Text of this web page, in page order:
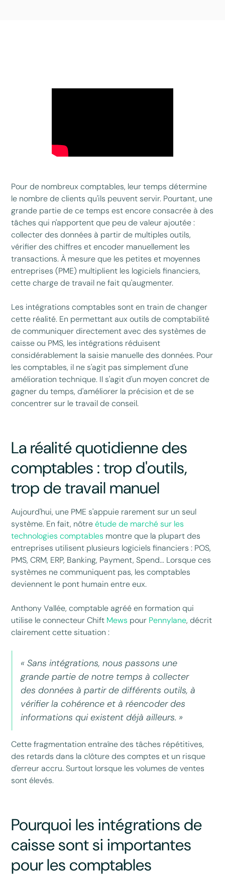
Pour de nombreux comptables, leur temps détermine
le nombre de clients qu'ils peuvent servir. Pourtant, une
grande partie de ce temps est encore consacrée à des
tâches qui n'apportent que peu de valeur ajoutée :
collecter des données à partir de multiples outils,
vérifier des chiffres et encoder manuellement les
transactions. À mesure que les petites et moyennes
entreprises (PME) multiplient les logiciels financiers,
cette charge de travail ne fait qu'augmenter.
Les intégrations comptables sont en train de changer
cette réalité. En permettant aux outils de comptabilité
de communiquer directement avec des systèmes de
caisse ou PMS, les intégrations réduisent
considérablement la saisie manuelle des données. Pour
les comptables, il ne s'agit pas simplement d'une
amélioration technique. Il s'agit d'un moyen concret de
gagner du temps, d'améliorer la précision et de se
concentrer sur le travail de conseil.
La réalité quotidienne des
comptables : trop d'outils,
trop de travail manuel
Aujourd'hui, une PME s'appuie rarement sur un seul
système. En fait, nôtreétude de marché sur les
technologies comptables montre que la plupart des
entreprises utilisent plusieurs logiciels financiers : POS,
PMS, CRM, ERP, Banking, Payment, Spend... Lorsque ces
systèmes ne communiquent pas, les comptables
deviennent le pont humain entre eux.
Anthony Vallée, comptable agréé en formation qui
utilise le connecteur Chift Mews pour Pennylane, décrit
clairement cette situation :
« Sans intégrations, nous passons une
grande partie de notre temps à collecter
des données à partir de différents outils, à
vérifier la cohérence et à réencoder des
informations qui existent déjà ailleurs. »
Cette fragmentation entraîne des tâches répétitives,
des retards dans la clôture des comptes et un risque
d'erreur accru. Surtout lorsque les volumes de ventes
sont élevés.
Pourquoi les intégrations de
caisse sont si importantes
pour les comptables